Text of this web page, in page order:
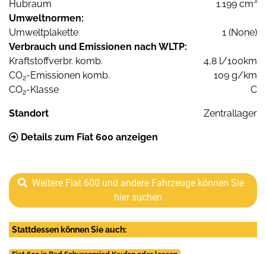
Hubraum
1.199 cm³
Umweltnormen:
Umweltplakette
1 (None)
Verbrauch und Emissionen nach WLTP:
Kraftstoffverbr. komb.
4,8 l/100km
CO2-Emissionen komb.
109 g/km
CO2-Klasse C
Standort Zentrallager
Details zum Fiat 600 anzeigen
Weitere Fiat 600 und andere Fahrzeuge können Sie
hier suchen
Stattdessen können Sie auch: